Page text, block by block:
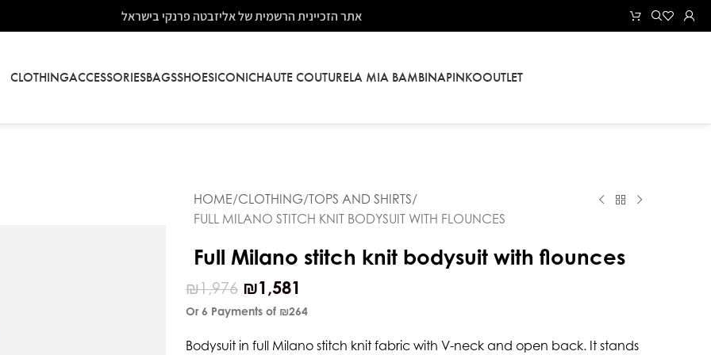
אתר הזכיינית הרשמית של אליזבטה פרנקי בישראל
CLOTHINGACCESSORIESBAGSSHOESICONICHAUTE COUTURELA MIA BAMBINAPINKOOUTLET
HOME CLOTHING TOPS AND SHIRTS
FULL MILANO STITCH KNIT BODYSUIT WITH FLOUNCES
Full Milano stitch knit bodysuit with flounces
₪1,976 ₪1,581
Or 6 Payments of ₪264
Bodysuit in full Milano stitch knit fabric with V-neck and open back. It stands